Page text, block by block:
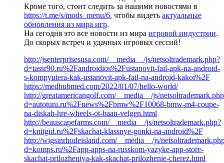
Кроме того, стоит следить за нашими новостями в
https://t.me/s/mods_menu/6, чтобы видеть актуальные
обновления из мира игр.
На сегодня это все новости из мира игровой индустрии.
До скорых встреч и удачных игровых сессий!
http://jsenterprisesusa.com/__media__/js/netsoltrademark.php?
d=tassr90.ru%2Fandroidios%2Fustanovit-fail-apk-na-android-
s-kompyutera-kak-ustanovit-apk-fail-na-android-kakoi%2F
https://medhubmed.com/2022/01/07/hello-world/
http://greatamericangolf.com/__media__/js/
d=autotuni.ru%2Fnews%2Fbmw%2F10068-bmw-m4-coupe-
na-diskah-hre-wheels-ot-baan-velgen.html
http://beauscapefarms.com/__media__/js/netsoltrademark.php?
d=knitgid.ru%2Fskachat-klassnye-gonki-na-android%2F
http://wigsinrhodeisland.com/__media__/js/
d=komps.ru%2Fapp-apps-na-russkom-yazyke-app-store-
skachat-prilozheniya-kak-skachat-prilozhenie-cherez.html